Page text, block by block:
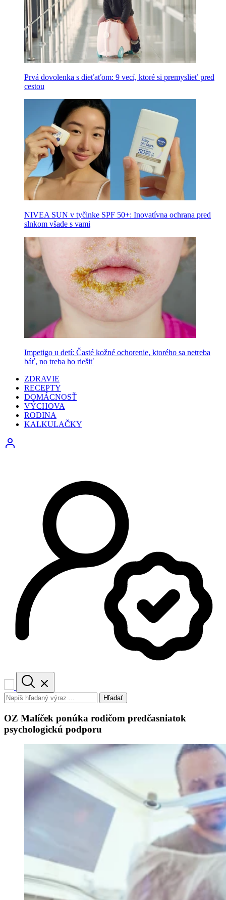
Prvá dovolenka s dieťaťom: 9 vecí, ktoré si premyslieť pred
cestou
NIVEA SUN v tyčinke SPF 50+: Inovatívna ochrana pred
slnkom všade s vami
Impetigo u detí: Časté kožné ochorenie, ktorého sa netreba
báť, no treba ho riešiť
ZDRAVIE
RECEPTY
DOMÁCNOSŤ
VÝCHOVA
RODINA
KALKULAČKY
Hľadať
OZ Malíček ponúka rodičom predčasniatok
psychologickú podporu